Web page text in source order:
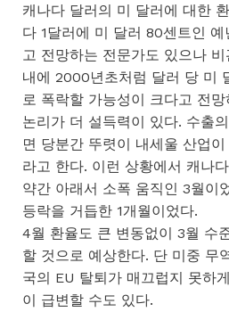
캐나다 달러의 미 달러에 대한
다 1달러에 미 달러 80센트인
고 전망하는 전문가도 있으나
내에 2000년초처럼 달러 당 미
로 폭락할 가능성이 크다고 전
논리가 더 설득력이 있다. 수출
면 당분간 뚜렷이 내세울 산업
라고 한다. 이런 상황에서 캐나
약간 아래서 소폭 움직인 3월이
등락을 거듭한 1개월이었다.
4월 환율도 큰 변동없이 3월 수
할 것으로 예상한다. 단 미중 무
국의 EU 탈퇴가 매끄럽지 못하
이 급변할 수도 있다.